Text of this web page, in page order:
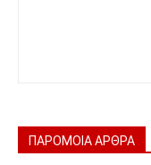
ΠΑΡΟΜΟΙΑ ΑΡΘΡΑ